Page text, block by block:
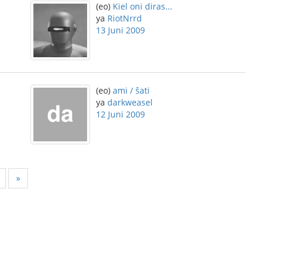
(eo) Kiel oni diras...
ya RiotNrrd
13 Juni 2009
(eo) ami / ŝati
ya darkweasel
12 Juni 2009
»